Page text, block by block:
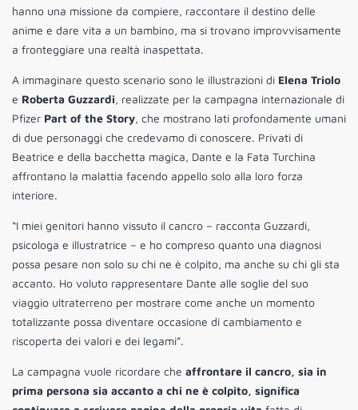
hanno una missione da compiere, raccontare il destino delle
anime e dare vita a un bambino, ma si trovano improvvisamente
a fronteggiare una realtà inaspettata.
A immaginare questo scenario sono le illustrazioni di Elena Triolo
e Roberta Guzzardi, realizzate per la campagna internazionale di
Pfizer Part of the Story, che mostrano lati profondamente umani
di due personaggi che credevamo di conoscere. Privati di
Beatrice e della bacchetta magica, Dante e la Fata Turchina
affrontano la malattia facendo appello solo alla loro forza
interiore.
“I miei genitori hanno vissuto il cancro – racconta Guzzardi,
psicologa e illustratrice – e ho compreso quanto una diagnosi
possa pesare non solo su chi ne è colpito, ma anche su chi gli sta
accanto. Ho voluto rappresentare Dante alle soglie del suo
viaggio ultraterreno per mostrare come anche un momento
totalizzante possa diventare occasione di cambiamento e
riscoperta dei valori e dei legami”.
La campagna vuole ricordare che affrontare il cancro, sia in
prima persona sia accanto a chi ne è colpito, significa